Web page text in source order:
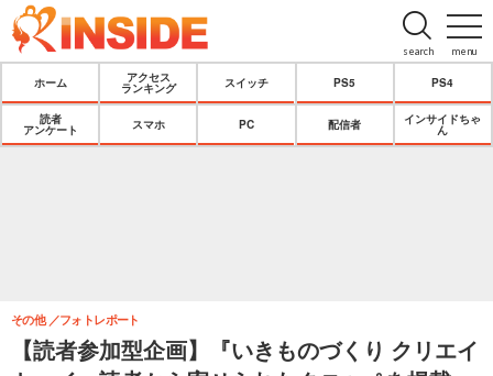
menu
search
ホーム
アクセス
ランキング
スイッチ PS5 PS4
読者
アンケート
スマホ PC 配信者
インサイドちゃ
ん
【読者参加型企画】『いきものづくり クリエイ
その他 フォトレポート